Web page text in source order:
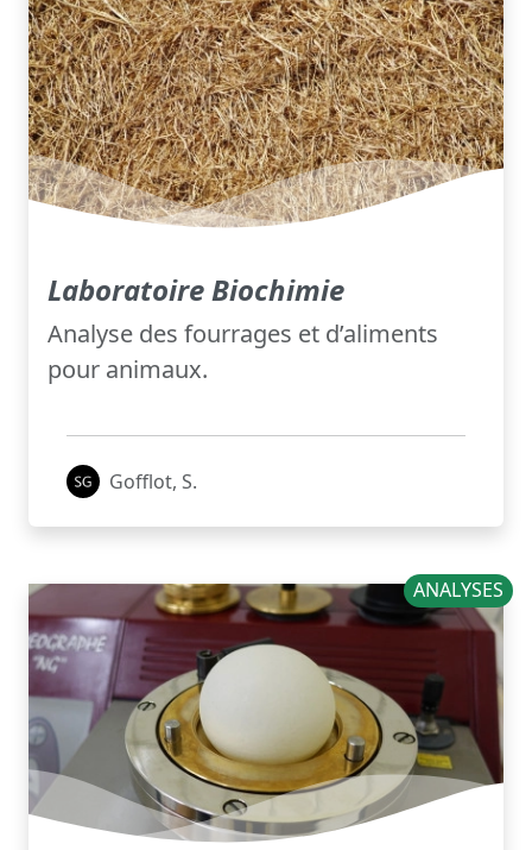
Laboratoire Biochimie
Analyse des fourrages et d’aliments
pour animaux.
Gofflot, S.
ANALYSES